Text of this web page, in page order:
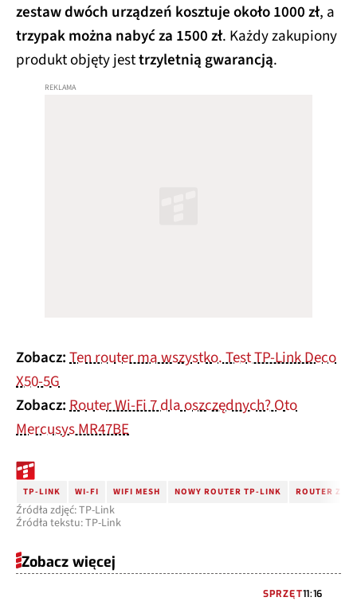
zestaw dwóch urządzeń kosztuje około 1000 zł, a
trzypak można nabyć za 1500 zł. Każdy zakupiony
produkt objęty jesttrzyletnią gwarancją.
Zobacz:Ten router ma wszystko. Test TP-Link Deco
X50-5G
Zobacz:Router Wi-Fi 7 dla oszczędnych? Oto
Mercusys MR47BE
TP-LINK WI-FI WIFI MESH NOWY ROUTER TP-LINK ROUTER Z
Źródła zdjęć: TP-Link
Źródła tekstu: TP-Link
Zobacz więcej
SPRZĘT11:16